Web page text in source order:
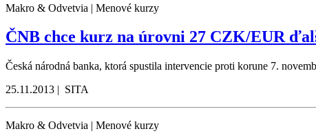
Makro & Odvetvia | Menové kurzy
ČNB chce kurz na úrovni 27 CZK/EUR
Česká národná banka, ktorá spustila intervencie proti korune 7.
25.11.2013 | SITA
Makro & Odvetvia | Menové kurzy